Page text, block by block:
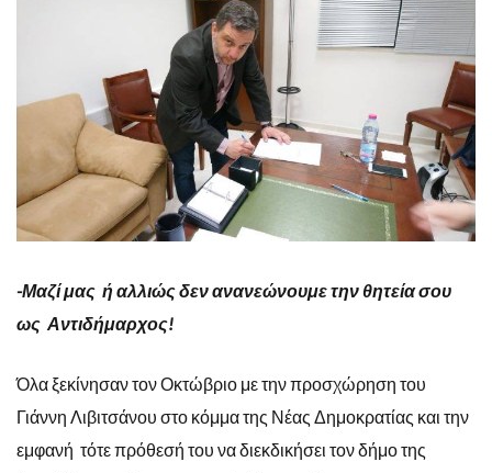
-Μαζί μας ή αλλιώς δεν ανανεώνουμε την θητεία σου
ως Αντιδήμαρχος!
Όλα ξεκίνησαν τον Οκτώβριο με την προσχώρηση του
Γιάννη Λιβιτσάνου στο κόμμα της Νέας Δημοκρατίας και την
εμφανή τότε πρόθεσή του να διεκδικήσει τον δήμο της